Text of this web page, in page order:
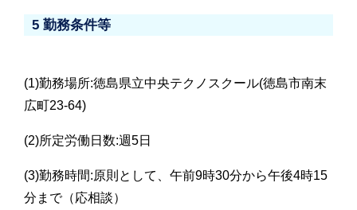
5 勤務条件等
(1)勤務場所:徳島県立中央テクノスクール(徳島市南末
広町23-64)
(2)所定労働日数:週5日
(3)勤務時間:原則として、午前9時30分から午後4時15
分まで（応相談）